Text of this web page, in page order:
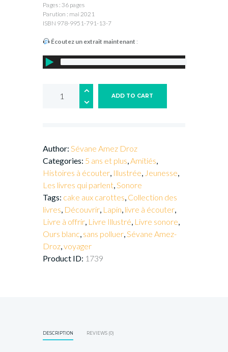
Pages : 36 pages
Parution : mai 2021
ISBN 978-9951-791-13-7
Écoutez un extrait maintenant :
ADD TO CART
Author: Sévane Amez Droz
Categories: 5 ans et plus,Amitiés,
Histoires à écouter, Illustrée, Jeunesse,
Les livres qui parlent,Sonore
Tags: cake aux carottes, Collection des
livres, Découvrir, Lapin, livre à écouter,
Livre à offrir, Livre Illustré, Livre sonore,
Ours blanc, sans polluer,Sévane Amez-
Droz,voyager
Product ID: 1739
DESCRIPTION REVIEWS (0)